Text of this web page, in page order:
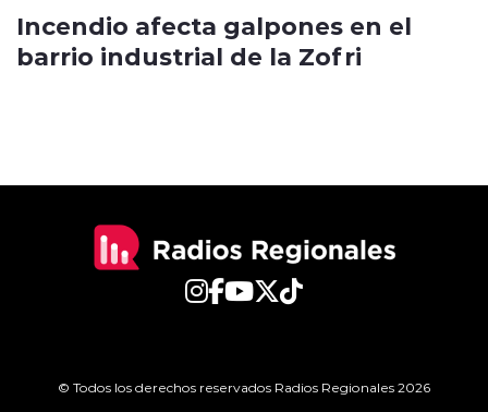
Incendio afecta galpones en el
barrio industrial de la Zofri
© Todos los derechos reservados Radios Regionales 2026